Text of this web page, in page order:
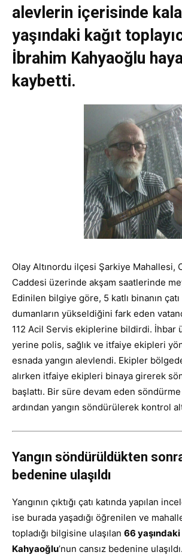
alevlerin içerisinde
yaşındaki kağıt
İbrahim Kahyaoğlu
kaybetti.
Olay Altınordu ilçesi Şarkiye Mahallesi,
Caddesi üzerinde akşam saatlerinde
Edinilen bilgiye göre, 5 katlı binanın çatı
dumanların yükseldiğini fark eden
112 Acil Servis ekiplerine bildirdi. İhbar
yerine polis, sağlık ve itfaiye ekipleri
esnada yangın alevlendi. Ekipler
alırken itfaiye ekipleri binaya girerek
başlattı. Bir süre devam eden söndürme
ardından yangın söndürülerek kontrol
Yangın söndürüldükten
bedenine ulaşıldı
Yangının çıktığı çatı katında yapılan
ise burada yaşadığı öğrenilen ve
topladığı bilgisine ulaşılan 66
Kahyaoğlu’nun cansız bedenine